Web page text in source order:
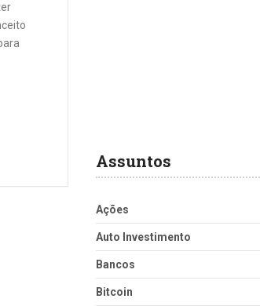
Assuntos
Ações
Auto Investimento
Bancos
Bitcoin